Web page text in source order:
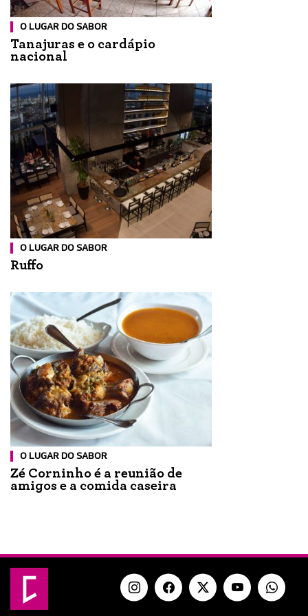
O LUGAR DO SABOR
Tanajuras e o cardápio
nacional
O LUGAR DO SABOR
Ruffo
O LUGAR DO SABOR
Zé Corninho é a reunião de
amigos e a comida caseira